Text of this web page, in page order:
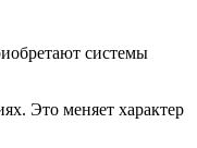
системы
Это меняет характер